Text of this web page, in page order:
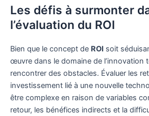
Les défis à surmonter
l’évaluation du ROI
Bien que le concept de ROI soit
œuvre dans le domaine de l’innovation
rencontrer des obstacles. Évaluer les
investissement lié à une nouvelle
être complexe en raison de variables
retour, les bénéfices indirects et la